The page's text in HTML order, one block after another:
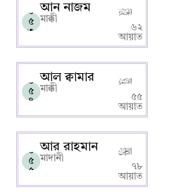
০
৫
৩
আন নাজম
মাক্কী
৬২
আয়াত
০
৫
৪
আল ক্বামার
মাক্কী
৫৫
আয়াত
০
৫
৫
আর রাহমান
মাদানী
৭৮
আয়াত